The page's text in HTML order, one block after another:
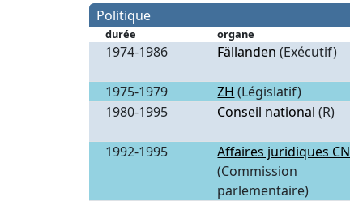
Politique
durée organe
1974-1986 Fällanden (Exécutif)
1975-1979
ZH (Législatif)
1980-1995 Conseil national (R)
1992-1995
Affaires juridiques CN
(Commission
parlementaire)